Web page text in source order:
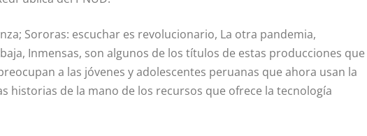
Sororas: escuchar es revolucionario, La otra pandemia,
Inmensas, son algunos de los títulos de estas producciones que
a las jóvenes y adolescentes peruanas que ahora usan la
historias de la mano de los recursos que ofrece la tecnología